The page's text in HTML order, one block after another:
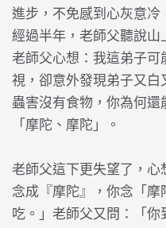
進步，不免感到心灰意冷
經過半年，老師父聽說山
老師父心想：我這弟子
視，卻意外發現弟子又白
蟲害沒有食物，你為何還
「摩陀、摩陀」。
老師父這下更失望了，
念成『摩陀』，你念「
吃。」老師父又問：「